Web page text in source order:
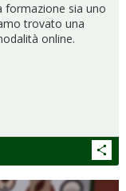
formazione sia uno
trovato una
online.